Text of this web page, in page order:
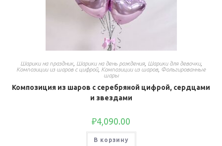
Шарики на праздник, Шарики на день рождения, Шарики для девочки,
Композиции из шаров с цифрой, Композиции из шаров, Фольгированные
шары
Композиция из шаров с серебряной цифрой, сердцами
и звездами
₽4,090.00
В корзину